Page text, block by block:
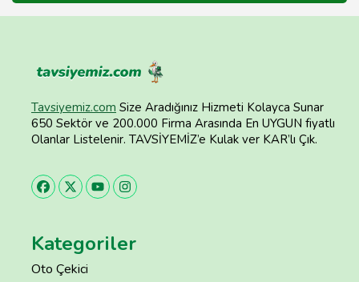
Tavsiyemiz.com Size Aradığınız Hizmeti Kolayca Sunar
650 Sektör ve 200.000 Firma Arasında En UYGUN fiyatlı
Olanlar Listelenir. TAVSİYEMİZ’e Kulak ver KAR’lı Çık.
Kategoriler
Oto Çekici